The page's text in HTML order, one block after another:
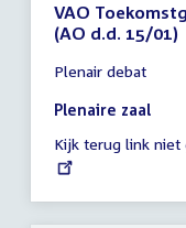
VAO
(AO d.d. 15/01)
vergadering
17:50
23:59
uur
Plenair debat
Plenaire zaal
Kijk terug link niet